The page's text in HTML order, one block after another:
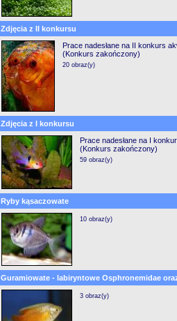
Zdjęcia z II konkursu
Prace nadesłane na II konkurs
(Konkurs zakończony)
20 obraz(y)
Zdjęcia z I konkursu
Prace nadesłane na I
(Konkurs zakończony)
59 obraz(y)
Ryby kąsaczowate
10 obraz(y)
Guramiowate - labiryntowe Osphronemidae
3 obraz(y)